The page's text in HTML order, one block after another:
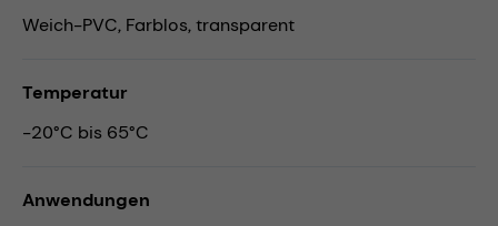
Weich-PVC, Farblos, transparent
Temperatur
-20°C bis 65°C
Anwendungen